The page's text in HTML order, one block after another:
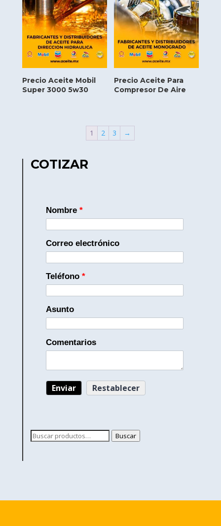
Precio Aceite Mobil
Super 3000 5w30
Precio Aceite Para
Compresor De Aire
1 2 3 →
COTIZAR
Nombre *
Correo electrónico
Teléfono *
Asunto
Comentarios
Buscar
Buscar